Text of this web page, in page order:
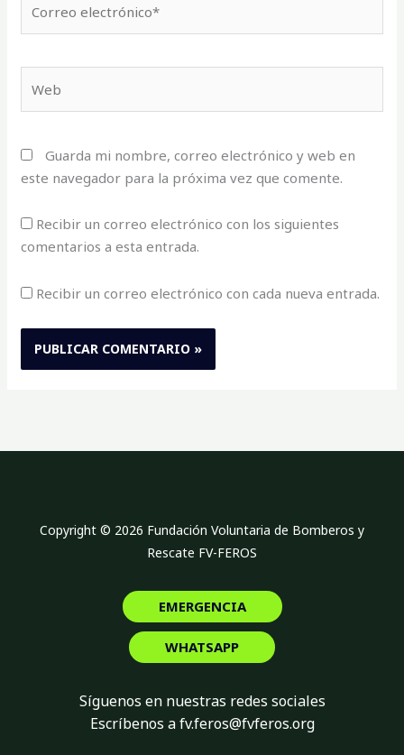
electrónico*
Guarda mi nombre, correo electrónico y web en
este navegador para la próxima vez que comente.
Recibir un correo electrónico con los siguientes
comentarios a esta entrada.
Recibir un correo electrónico con cada nueva entrada.
Copyright © 2026 Fundación Voluntaria de Bomberos y
Rescate FV-FEROS
EMERGENCIA
WHATSAPP
Síguenos en nuestras redes sociales
Escríbenos a fv.feros@fvferos.org